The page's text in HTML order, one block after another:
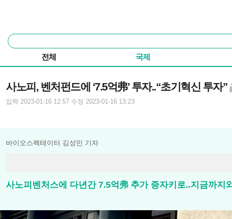
통
합
색
전체 국제
사노피, 벤처펀드에 ‘7.5억弗’ 투자..“초기혁신 투자”
입력 2023-01-16 12:57 수정 2023-01-16 13:23
바이오스펙테이터 김성민 기자
사노피벤처스에 다년간 7.5억弗 추가 증자키로..지금까지